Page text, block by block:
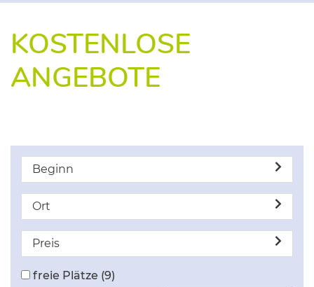
KOSTENLOSE
ANGEBOTE
Beginn
Ort
Preis
freie Plätze (9)